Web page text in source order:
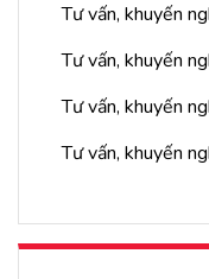
Tư vấn, khuyến
Tư vấn, khuyến
Tư vấn, khuyến
Tư vấn, khuyến